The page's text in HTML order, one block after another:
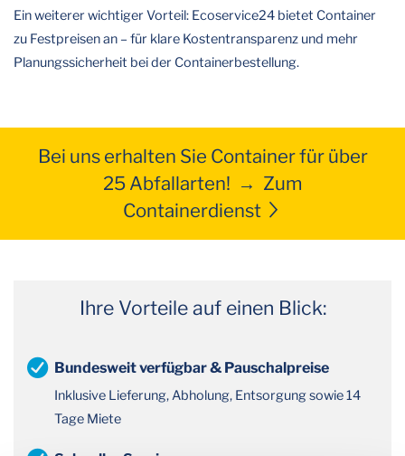
Ein weiterer wichtiger Vorteil: Ecoservice24 bietet Container
zu Festpreisen an – für klare Kostentransparenz und mehr
Planungssicherheit bei der Containerbestellung.
Bei uns erhalten Sie Container für über
25 Abfallarten! → Zum
Containerdienst
Ihre Vorteile auf einen Blick:
Bundesweit verfügbar & Pauschalpreise
Inklusive Lieferung, Abholung, Entsorgung sowie 14
Tage Miete